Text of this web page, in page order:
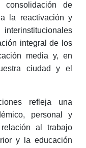
de
la reactivación y
integral de los
media y, en
ciudad y el
refleja una
personal y
al trabajo
y la educación